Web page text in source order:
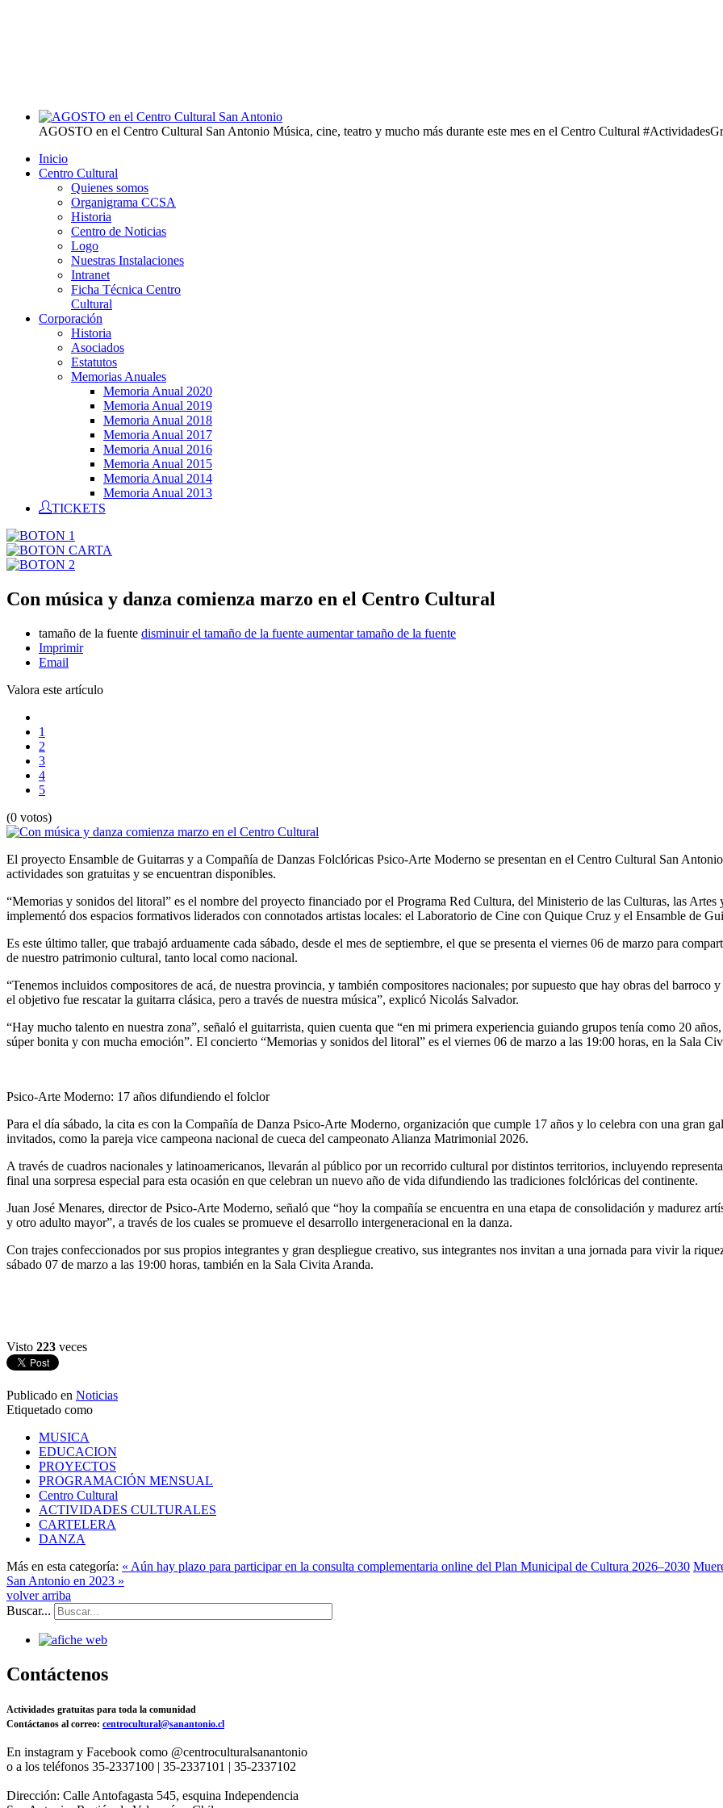
AGOSTO en el Centro Cultural San Antonio Música, cine, teatro y mucho más durante este mes en el Centro Cultural
Inicio
Centro Cultural
Quienes somos
Organigrama CCSA
Historia
Centro de Noticias
Logo
Nuestras Instalaciones
Intranet
Ficha Técnica Centro
Cultural
Corporación
Historia
Asociados
Estatutos
Memorias Anuales
Memoria Anual 2020
Memoria Anual 2019
Memoria Anual 2018
Memoria Anual 2017
Memoria Anual 2016
Memoria Anual 2015
Memoria Anual 2014
Memoria Anual 2013
TICKETS
Con música y danza comienza marzo en el Centro Cultural
tamaño de la fuente disminuir el tamaño de la fuente aumentar tamaño de la fuente
Imprimir
Email
Valora este artículo
1
2
3
4
5
(0 votos)
El proyecto Ensamble de Guitarras y a Compañía de Danzas Folclóricas Psico-Arte Moderno se presentan en el Centro Cultural San
actividades son gratuitas y se encuentran disponibles.
“Memorias y sonidos del litoral” es el nombre del proyecto financiado por el Programa Red Cultura, del Ministerio de las Culturas, las
implementó dos espacios formativos liderados con connotados artistas locales: el Laboratorio de Cine con Quique Cruz y el Ensamble de
Es este último taller, que trabajó arduamente cada sábado, desde el mes de septiembre, el que se presenta el viernes 06 de marzo para
de nuestro patrimonio cultural, tanto local como nacional.
“Tenemos incluidos compositores de acá, de nuestra provincia, y también compositores nacionales; por supuesto que hay obras del
el objetivo fue rescatar la guitarra clásica, pero a través de nuestra música”, explicó Nicolás Salvador.
“Hay mucho talento en nuestra zona”, señaló el guitarrista, quien cuenta que “en mi primera experiencia guiando grupos tenía como 20
súper bonita y con mucha emoción”. El concierto “Memorias y sonidos del litoral” es el viernes 06 de marzo a las 19:00 horas, en la Sala
Psico-Arte Moderno: 17 años difundiendo el folclor
Para el día sábado, la cita es con la Compañía de Danza Psico-Arte Moderno, organización que cumple 17 años y lo celebra con una gran
invitados, como la pareja vice campeona nacional de cueca del campeonato Alianza Matrimonial 2026.
A través de cuadros nacionales y latinoamericanos, llevarán al público por un recorrido cultural por distintos territorios, incluyendo
final una sorpresa especial para esta ocasión en que celebran un nuevo año de vida difundiendo las tradiciones folclóricas del continente.
Juan José Menares, director de Psico-Arte Moderno, señaló que “hoy la compañía se encuentra en una etapa de consolidación y madurez
y otro adulto mayor”, a través de los cuales se promueve el desarrollo intergeneracional en la danza.
Con trajes confeccionados por sus propios integrantes y gran despliegue creativo, sus integrantes nos invitan a una jornada para vivirla
sábado 07 de marzo a las 19:00 horas, también en la Sala Civita Aranda.
Visto 223 veces
Publicado en Noticias
Etiquetado como
MUSICA
EDUCACION
PROYECTOS
PROGRAMACIÓN MENSUAL
Centro Cultural
ACTIVIDADES CULTURALES
CARTELERA
DANZA
Más en esta categoría: « Aún hay plazo para participar en la consulta complementaria online del Plan Municipal de Cultura 2026–2030
San Antonio en 2023 »
volver arriba
Buscar...
Contáctenos
Actividades gratuitas para toda la comunidad
Contáctanos al correo: centrocultural@sanantonio.cl
En instagram y Facebook como @centroculturalsanantonio
o a los teléfonos 35-2337100 | 35-2337101 | 35-2337102
Dirección: Calle Antofagasta 545, esquina Independencia